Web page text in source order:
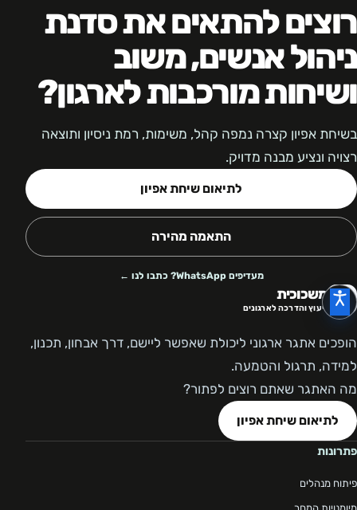
רוצים להתאים את סדנת
ניהול אנשים, משוב
ושיחות מורכבות לארגון?
בשיחת אפיון קצרה נמפה קהל, משימות, רמת ניסיון ותוצאה
רצויה ונציע מבנה מדויק.
לתיאום שיחת אפיון
התאמה מהירה
מעדיפים WhatsApp? כתבו לנו ←
משכוכית
ייעוץ והדרכה לארגונים
הופכים אתגר ארגוני ליכולת שאפשר ליישם, דרך אבחון, תכנון,
למידה, תרגול והטמעה.
מה האתגר שאתם רוצים לפתור?
לתיאום שיחת אפיון
פתרונות
פיתוח מנהלים